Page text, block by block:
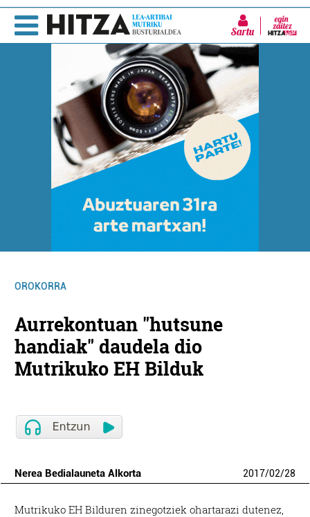
Sartu
OROKORRA
Aurrekontuan "hutsune
handiak" daudela dio
Mutrikuko EH Bilduk
Nerea Bedialauneta Alkorta 2017/02/28
Mutrikuko EH Bilduren zinegotziek ohartarazi dutenez,